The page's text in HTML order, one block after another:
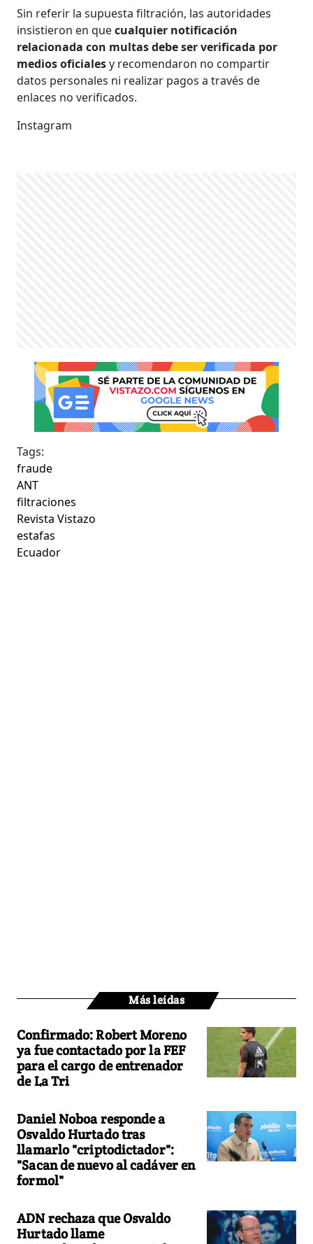
Sin referir la supuesta filtración, las autoridades
insistieron en quecualquier notificación
relacionada con multas debe ser verificada por
medios oficialesy recomendaron no compartir
datos personales ni realizar pagos a través de
enlaces no verificados.
Instagram
Tags:
fraude
ANT
filtraciones
Revista Vistazo
estafas
Ecuador
Más leídas
Confirmado: Robert Moreno
ya fue contactado por la FEF
para el cargo de entrenador
de La Tri
Daniel Noboa responde a
Osvaldo Hurtado tras
llamarlo "criptodictador":
"Sacan de nuevo al cadáver en
formol"
ADN rechaza que Osvaldo
Hurtado llame